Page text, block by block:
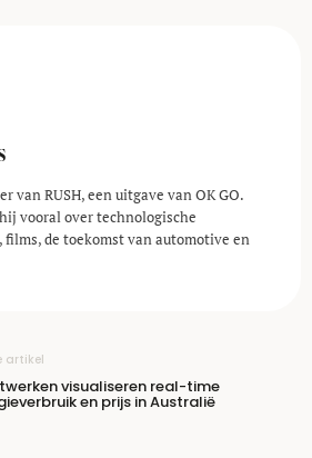
van RUSH, een uitgave van OK GO.
vooral over technologische
films, de toekomst van automotive en
artikel
visualiseren real-time
en prijs in Australië